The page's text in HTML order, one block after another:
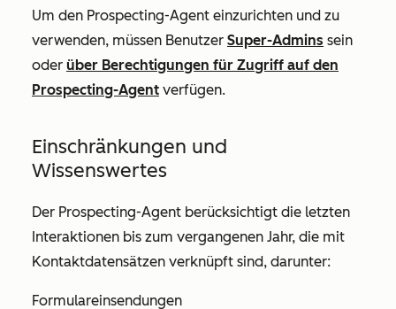
Um den Prospecting-Agent einzurichten und zu
verwenden, müssen Benutzer Super-Admins sein
oder über Berechtigungen für Zugriff auf den
Prospecting-Agent verfügen.
Einschränkungen und
Wissenswertes
Der Prospecting-Agent berücksichtigt die letzten
Interaktionen bis zum vergangenen Jahr, die mit
Kontaktdatensätzen verknüpft sind, darunter:
Formulareinsendungen